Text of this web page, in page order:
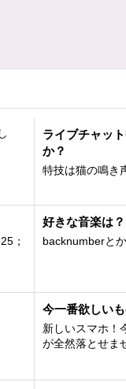
ライブチャッ
か？
特技は猫の鳴き
；
好きな音楽は？
backnumberと
今一番欲しい
新しいスマホ！
が全然落とせま